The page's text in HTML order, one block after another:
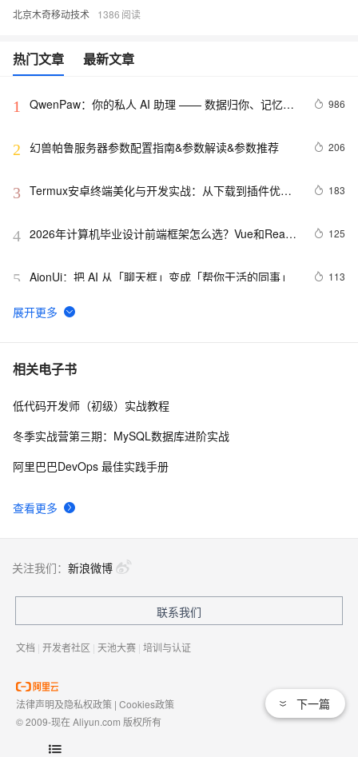
北京木奇移动技术 1386
热门文章 最新文章
1
QwenPaw：你的私人 AI 助理 —— 数据归你、记忆进
986
2 幻兽帕鲁服务器参数配置指南&参数解读&参数推荐 206
3 Termux安卓终端美化与开发实战：从下载到插件优
183
4 2026年计算机毕业设计前端框架怎么选？Vue和React
125
5 AionUi：把 AI 从「聊天框」变成「帮你干活的同事」 113
6 什么是一次性密码（OTP）
7 🚀Hermes Agent是什么、能干什么？阿里云怎么部署
8 Open Design：让你的 Coding Agent 变身设计引擎，本
字员工
的
相关电子书
查看更多
低代码开发师（初级）实战教程
冬季实战营第三期：MySQL数据库进阶实战
阿里巴巴DevOps 最佳实践手册
下一篇
关注我们： 新浪微博
联系我们
文档 | 开发者社区 | 天池大赛 | 培训与认证
法律声明及隐私权政策 | Cookies政策
© 2009-现在 Aliyun.com 版权所有